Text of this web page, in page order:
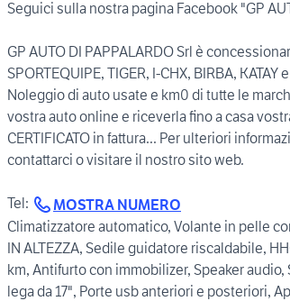
Seguici sulla nostra pagina Facebook "GP
GP AUTO DI PAPPALARDO Srl è
SPORTEQUIPE, TIGER, I-CHX, BIRBA,
Noleggio di auto usate e km0 di tutte le
vostra auto online e riceverla fino a casa
CERTIFICATO in fattura... Per ulteriori
contattarci o visitare il nostro sito web.
Tel:
MOSTRA NUMERO
Climatizzatore automatico, Volante in pelle
IN ALTEZZA, Sedile guidatore riscaldabile,
km, Antifurto con immobilizer, Speaker
lega da 17", Porte usb anteriori e posteriori,